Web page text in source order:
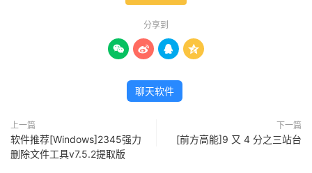
分享到
   
聊天软件
上一篇
软件推荐[Windows]2345强力
删除文件工具v7.5.2提取版
下一篇
[前方高能]9 又 4 分之三站台